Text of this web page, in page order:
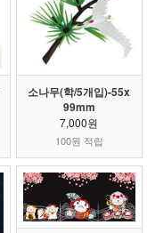
소나무(학/5개입)-55x
99mm
7,000원
100원 적립